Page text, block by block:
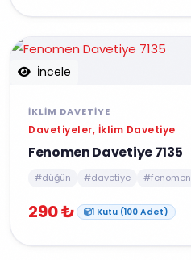
İncele
İKLIM DAVETIYE
Davetiyeler, İklim Davetiye
Fenomen Davetiye 7135
#düğün #davetiye #fenomen
290 ₺ 1 Kutu (100 Adet)